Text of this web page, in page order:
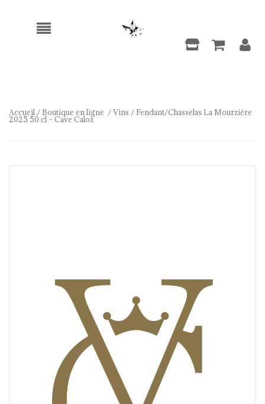
Accueil / Boutique en ligne /Vins / Fendant/Chasselas La Mourzière
2025 50 cl – Cave Caloz